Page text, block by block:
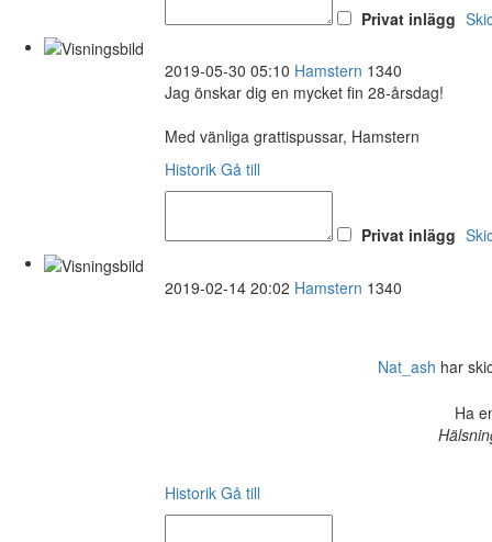
Privat inlägg
2019-05-30 05:10 Hamstern 1340
Jag önskar dig en mycket fin 28-årsdag!
Med vänliga grattispussar, Hamstern
Historik Gå till
Privat inlägg
2019-02-14 20:02 Hamstern 1340
Nat_ash har
Ha
Historik Gå till